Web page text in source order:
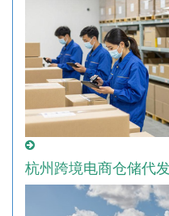
杭州跨境电商仓储代